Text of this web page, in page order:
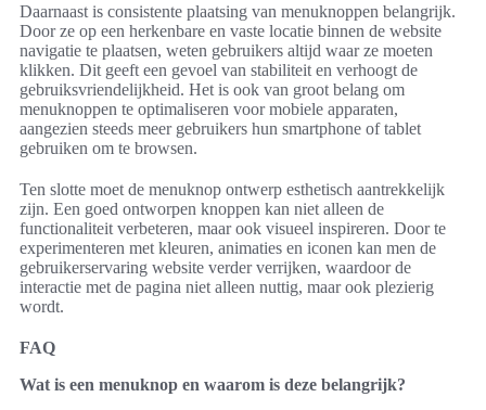
Daarnaast is consistente plaatsing van menuknoppen belangrijk.
Door ze op een herkenbare en vaste locatie binnen de website
navigatie te plaatsen, weten gebruikers altijd waar ze moeten
klikken. Dit geeft een gevoel van stabiliteit en verhoogt de
gebruiksvriendelijkheid. Het is ook van groot belang om
menuknoppen te optimaliseren voor mobiele apparaten,
aangezien steeds meer gebruikers hun smartphone of tablet
gebruiken om te browsen.
Ten slotte moet de menuknop ontwerp esthetisch aantrekkelijk
zijn. Een goed ontworpen knoppen kan niet alleen de
functionaliteit verbeteren, maar ook visueel inspireren. Door te
experimenteren met kleuren, animaties en iconen kan men de
gebruikerservaring website verder verrijken, waardoor de
interactie met de pagina niet alleen nuttig, maar ook plezierig
wordt.
FAQ
Wat is een menuknop en waarom is deze belangrijk?